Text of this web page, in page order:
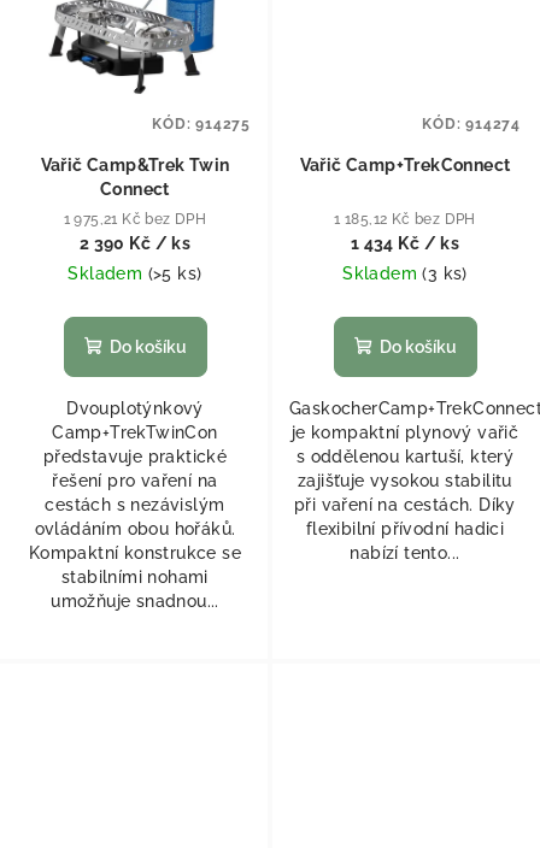
Vařič Camp&Trek Twin
Connect
1 975,21 Kč bez DPH
2 390 Kč / ks
Skladem (>5 ks)
Do košíku
Dvouplotýnkový
Camp+TrekTwinCon
představuje praktické
řešení pro vaření na
cestách s nezávislým
ovládáním obou hořáků.
Kompaktní konstrukce se
stabilními nohami
umožňuje snadnou...
KÓD:914275
Vařič Camp+TrekConnect
1 185,12 Kč bez DPH
1 434 Kč / ks
Skladem(3 ks)
Do košíku
je kompaktní plynový vařič
s oddělenou kartuší, který
zajišťuje vysokou stabilitu
při vaření na cestách. Díky
flexibilní přívodní hadici
nabízí tento...
KÓD:914274